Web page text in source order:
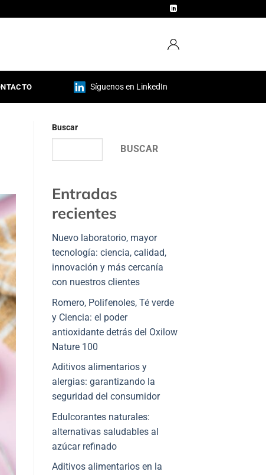
Síguenos en LinkedIn
Buscar
BUSCAR
Entradas
recientes
Nuevo laboratorio, mayor
tecnología: ciencia, calidad,
innovación y más cercanía
con nuestros clientes
Romero, Polifenoles, Té verde
y Ciencia: el poder
antioxidante detrás del Oxilow
Nature 100
Aditivos alimentarios y
alergias: garantizando la
seguridad del consumidor
Edulcorantes naturales:
alternativas saludables al
azúcar refinado
Aditivos alimentarios en la